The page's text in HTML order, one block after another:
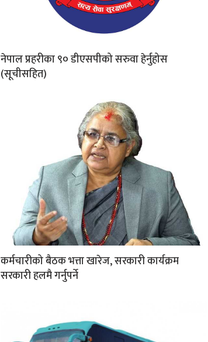
नेपाल प्रहरीका ९० डीएसपीको सरुवा हेर्नुहोस
(सूचीसहित)
कर्मचारीको बैठक भत्ता खारेज, सरकारी कार्यक्रम
सरकारी हलमै गर्नुपर्ने